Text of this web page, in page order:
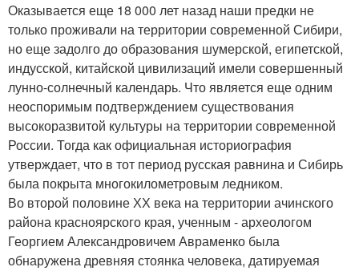
Оказывается еще 18 000 лет назад наши предки не
только проживали на территории современной Сибири,
но еще задолго до образования шумерской, египетской,
индусской, китайской цивилизаций имели совершенный
лунно-солнечный календарь. Что является еще одним
неоспоримым подтверждением существования
высокоразвитой культуры на территории современной
России. Тогда как официальная историография
утверждает, что в тот период русская равнина и Сибирь
была покрыта многокилометровым ледником.
Во второй половине ХХ века на территории ачинского
района красноярского края, ученным - археологом
Георгием Александровичем Авраменко была
обнаружена древняя стоянка человека, датируемая